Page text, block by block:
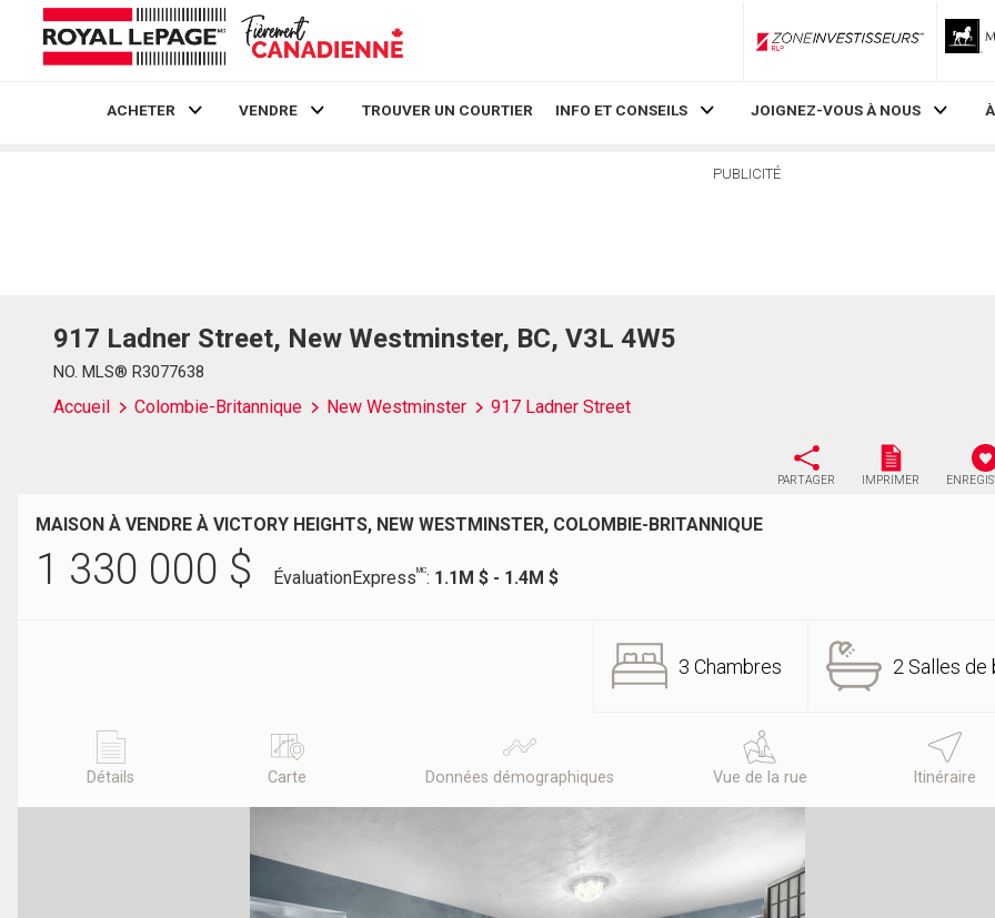
ZoneInvestisseurs RLP
ACHETER VENDRE TROUVER UN COURTIER INFO ET CONSEILS JOIGNEZ-VOUS À NOUS
PUBLICITÉ
917 Ladner Street, New Westminster, BC, V3L 4W5
NO. MLS® R3077638
Accueil Colombie-Britannique New Westminster 917 Ladner Street
PARTAGER IMPRIMER
MAISON À VENDRE À VICTORY HEIGHTS, NEW WESTMINSTER, COLOMBIE-BRITANNIQUE
1 330 000 $ ÉvaluationExpressMC: 1.1M $ - 1.4M $
3 Chambres 2 Salles de
Détails Carte Données démographiques Vue de la rue Itinéraire